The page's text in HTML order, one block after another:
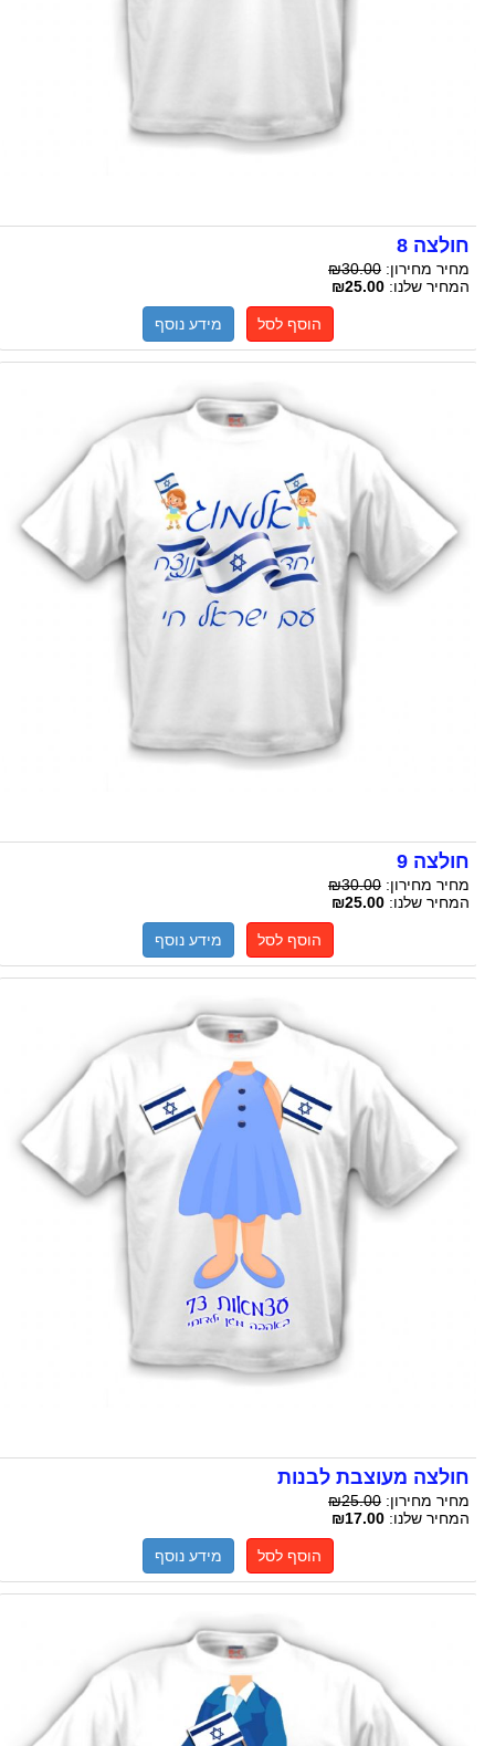
חולצה 8
מחיר מחירון:₪30.00
המחיר שלנו:₪25.00
הוסף לסל מידע נוסף
חולצה 9
מחיר מחירון:₪30.00
המחיר שלנו:₪25.00
הוסף לסל מידע נוסף
חולצה מעוצבת לבנות
מחיר מחירון:₪25.00
המחיר שלנו:₪17.00
הוסף לסל מידע נוסף